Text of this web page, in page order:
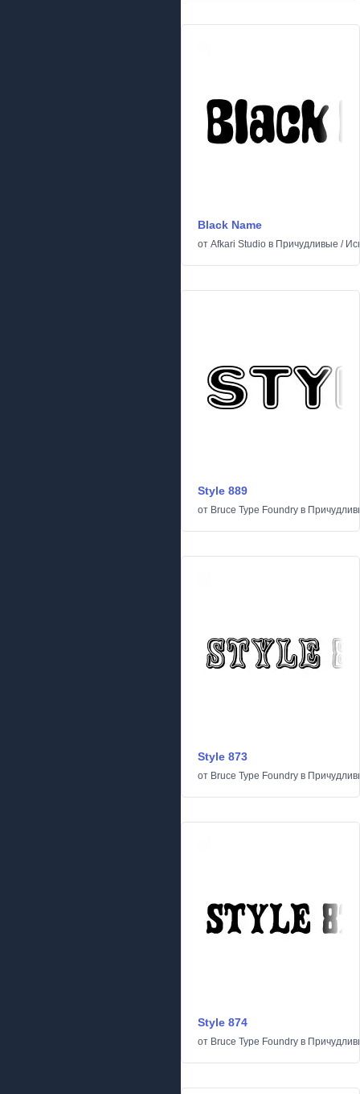
Black Name
от Afkari Studio в Причудливые /
Style 889
от Bruce Type Foundry в
Style 873
от Bruce Type Foundry в
Style 874
от Bruce Type Foundry в